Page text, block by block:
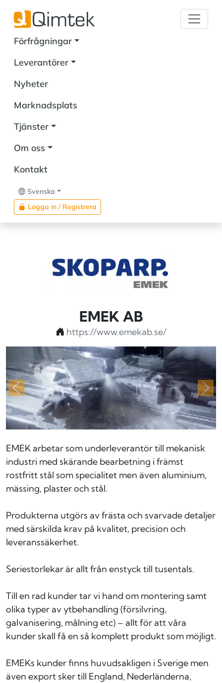
Förfrågningar
Leverantörer
Nyheter
Marknadsplats
Tjänster
Om oss
Kontakt
Svenska
Logga in / Registrera
EMEK AB
https://www.emekab.se/
Föregående
EMEK arbetar som underleverantör till mekanisk
industri med skärande bearbetning i främst
rostfritt stål som specialitet men även aluminium,
mässing, plaster och stål.
Produkterna utgörs av frästa och svarvade detaljer
med särskilda krav på kvalitet, precision och
leveranssäkerhet.
Seriestorlekar är allt från enstyck till tusentals.
Till en rad kunder tar vi hand om montering samt
olika typer av ytbehandling (försilvring,
galvanisering, målning etc) – allt för att våra
kunder skall få en så komplett produkt som möjligt.
EMEKs kunder finns huvudsakligen i Sverige men
även export sker till England, Nederländerna,